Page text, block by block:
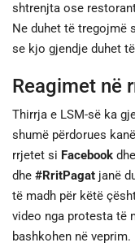
shtrenjta ose
Ne duhet të tregojmë
se kjo gjendje duhet
Reagimet në
Thirrja e LSM-së ka
shumë përdorues
rrjetet si Facebook dhe
dhe #RritPagat janë
të madh për këtë
video nga protesta të
bashkohen në veprim.